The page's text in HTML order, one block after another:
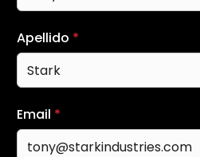
Apellido *
Email *